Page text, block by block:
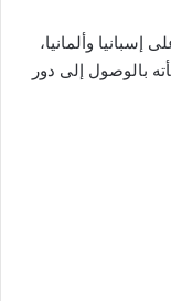
وألمانيا،
بالوصول إلى دور